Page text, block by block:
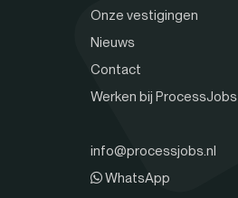
Onze vestigingen
Nieuws
Contact
Werken bij ProcessJobs
info@processjobs.nl
WhatsApp